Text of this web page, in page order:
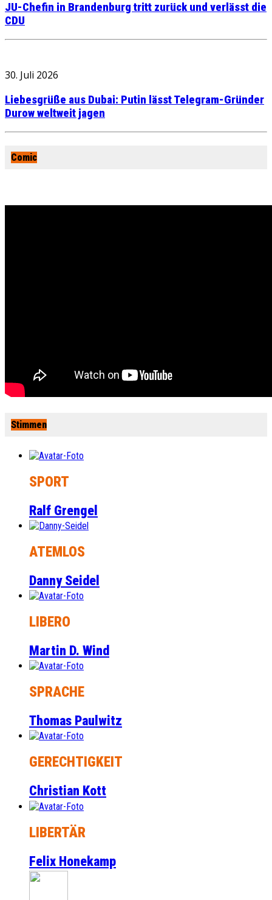
JU-Chefin in Brandenburg tritt zurück und verlässt die
CDU
30. Juli 2026
Liebesgrüße aus Dubai: Putin lässt Telegram-Gründer
Durow weltweit jagen
Comic
Stimmen
SPORT
Ralf Grengel
ATEMLOS
Danny Seidel
LIBERO
Martin D. Wind
SPRACHE
Thomas Paulwitz
GERECHTIGKEIT
Christian Kott
LIBERTÄR
Felix Honekamp